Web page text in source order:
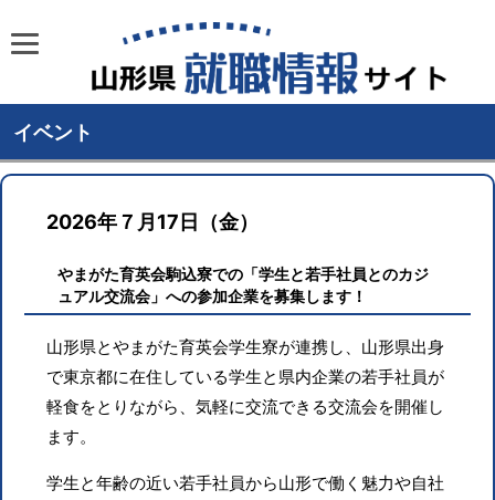
イベント
2026年７月17日（金）
やまがた育英会駒込寮での「学生と若手社員とのカジ
ュアル交流会」への参加企業を募集します！
山形県とやまがた育英会学生寮が連携し、山形県出身
で東京都に在住している学生と県内企業の若手社員が
軽食をとりながら、気軽に交流できる交流会を開催し
ます。
学生と年齢の近い若手社員から山形で働く魅力や自社